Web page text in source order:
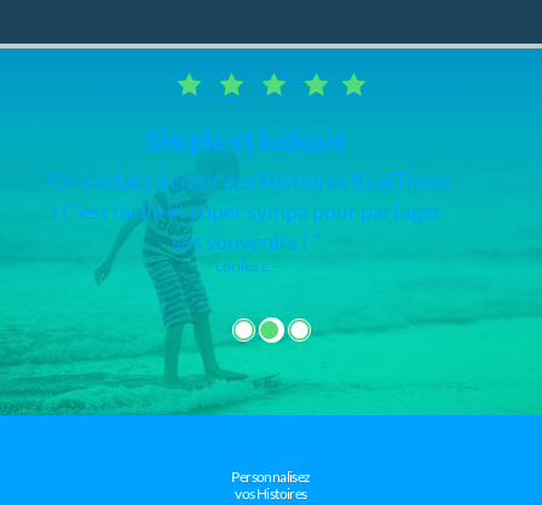
RealTimes Video Maker
Cette appli est vraiment simple, j'adore !
J'ai des vidéos de toutes mes photos et
vidéos sur mon téléphone.
- Claudette J. –
Personnalisez
vos Histoires